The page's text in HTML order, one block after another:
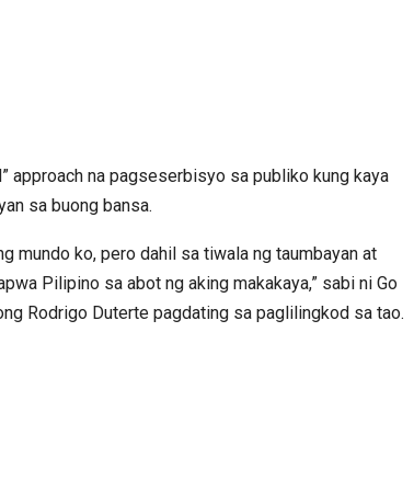
approach na pagseserbisyo sa publiko kung kaya
sa buong bansa.
mundo ko, pero dahil sa tiwala ng taumbayan at
Pilipino sa abot ng aking makakaya,” sabi ni Go
Rodrigo Duterte pagdating sa paglilingkod sa tao.